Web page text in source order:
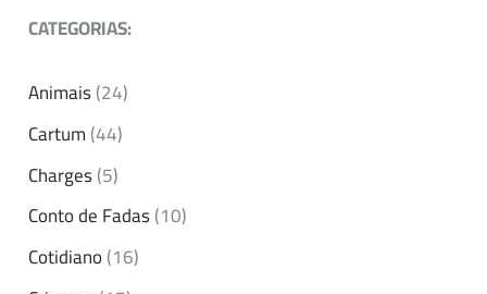
CATEGORIAS:
Animais(24)
Cartum(44)
Charges(5)
Conto de Fadas(10)
Cotidiano(16)